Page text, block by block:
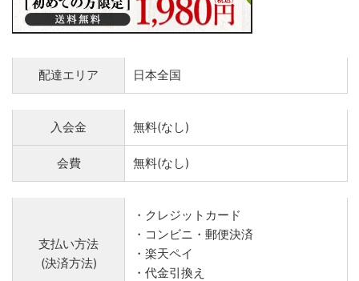
配達エリア 日本全国
入会金 無料(なし)
会費 無料(なし)
支払い方法
(決済方法)
・クレジットカード
・コンビニ・郵便決済
・楽天ペイ
・代金引換え